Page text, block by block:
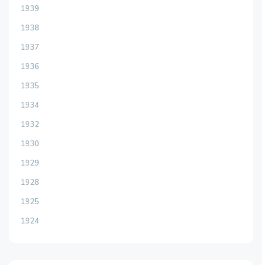
1939
1938
1937
1936
1935
1934
1932
1930
1929
1928
1925
1924